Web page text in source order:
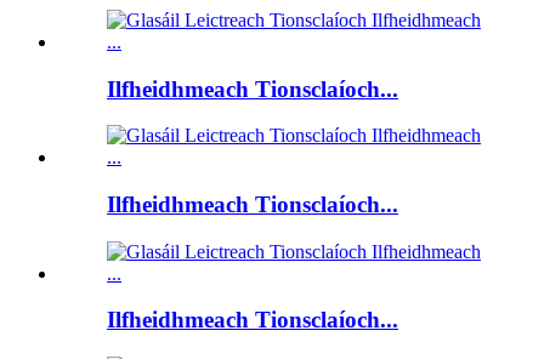
Ilfheidhmeach Tionsclaíoch...
Ilfheidhmeach Tionsclaíoch...
Ilfheidhmeach Tionsclaíoch...